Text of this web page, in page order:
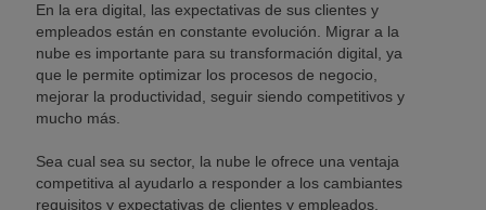
En la era digital, las expectativas de sus clientes y
empleados están en constante evolución. Migrar a la
nube es importante para su transformación digital, ya
que le permite optimizar los procesos de negocio,
mejorar la productividad, seguir siendo competitivos y
mucho más.
Sea cual sea su sector, la nube le ofrece una ventaja
competitiva al ayudarlo a responder a los cambiantes
requisitos y expectativas de clientes y empleados.